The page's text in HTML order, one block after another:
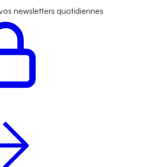
newsletters quotidiennes